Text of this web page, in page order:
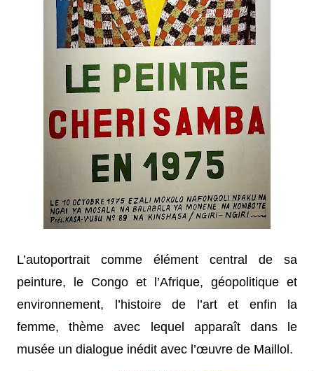
L’autoportrait comme élément central de sa
peinture, le Congo et l’Afrique, géopolitique et
environnement, l’histoire de l’art et enfin la
femme, thème avec lequel apparaît dans le
musée un dialogue inédit avec l’œuvre de Maillol.